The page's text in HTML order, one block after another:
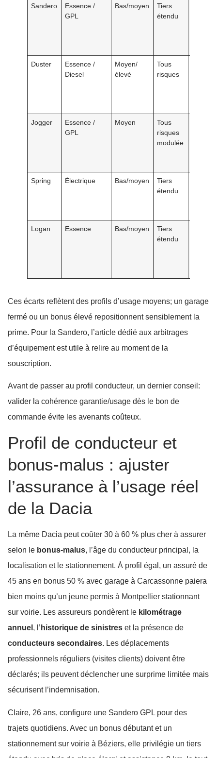
Sandero
Essence /
GPL
Bas/moyen
Tiers
étendu
Duster
Essence /
Diesel
Moyen/
élevé
Tous
risques
Jogger
Essence /
GPL
Moyen
Tous
risques
modulée
Spring Électrique Bas/moyen
Tiers
étendu
Logan Essence Bas/moyen
Tiers
étendu
Ces écarts reflètent des profils d’usage moyens; un garage
fermé ou un bonus élevé repositionnent sensiblement la
prime. Pour la Sandero, l’article dédié aux arbitrages
d’équipement est utile à relire au moment de la
souscription.
Avant de passer au profil conducteur, un dernier conseil:
valider la cohérence garantie/usage dès le bon de
commande évite les avenants coûteux.
Profil de conducteur et
bonus-malus : ajuster
l’assurance à l’usage réel
de la Dacia
La même Dacia peut coûter 30 à 60 % plus cher à assurer
selon le bonus-malus, l’âge du conducteur principal, la
localisation et le stationnement. À profil égal, un assuré de
45 ans en bonus 50 % avec garage à Carcassonne paiera
bien moins qu’un jeune permis à Montpellier stationnant
sur voirie. Les assureurs pondèrent le kilométrage
annuel , l’ historique de sinistres et la présence de
conducteurs secondaires. Les déplacements
professionnels réguliers (visites clients) doivent être
déclarés; ils peuvent déclencher une surprime limitée mais
sécurisent l’indemnisation.
Claire, 26 ans, configure une Sandero GPL pour des
trajets quotidiens. Avec un bonus débutant et un
stationnement sur voirie à Béziers, elle privilégie un tiers